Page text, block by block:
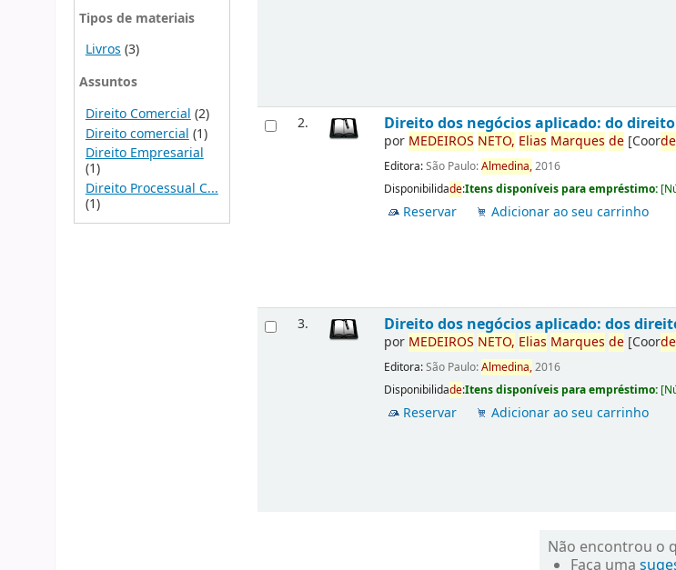
Tipos de materiais
Livros(3)
Assuntos
Direito Comercial (2)
Direito comercial (1)
Direito Empresarial
(1)
Direito Processual C...
(1)
2. Direito dos negócios aplicado: do
por MEDEIROS NETO, Elias Marques de [Coorde
Editora:São Paulo:Almedina,2016
Disponibilidade:Itens disponíveis para empréstimo: [
Reservar Adicionar ao seu carrinho
3. Direito dos negócios aplicado: dos
por MEDEIROS NETO, Elias Marques de [Coorde
Editora:São Paulo:Almedina,2016
Disponibilidade:Itens disponíveis para empréstimo: [
Reservar Adicionar ao seu carrinho
Não encontrou o